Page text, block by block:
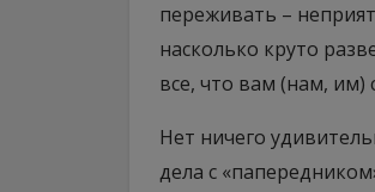
переживать –
насколько круто
все, что вам (нам, им)
Нет ничего
дела с